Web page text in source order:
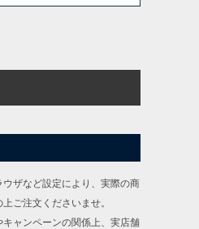
ザなど設定により、実際の商
ご注文くださいませ。
ャンペーンの関係上、実店舗